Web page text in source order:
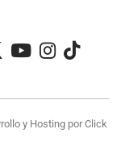
y Hosting porClick